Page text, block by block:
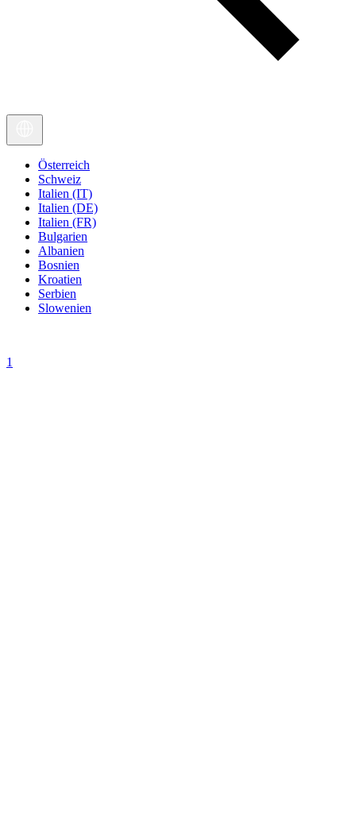
Österreich
Schweiz
Italien (IT)
Italien (DE)
Italien (FR)
Bulgarien
Albanien
Bosnien
Kroatien
Serbien
Slowenien
1